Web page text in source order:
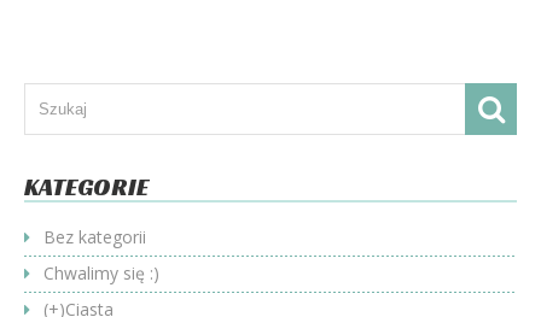
KATEGORIE
Bez kategorii
Chwalimy się :)
(+)Ciasta